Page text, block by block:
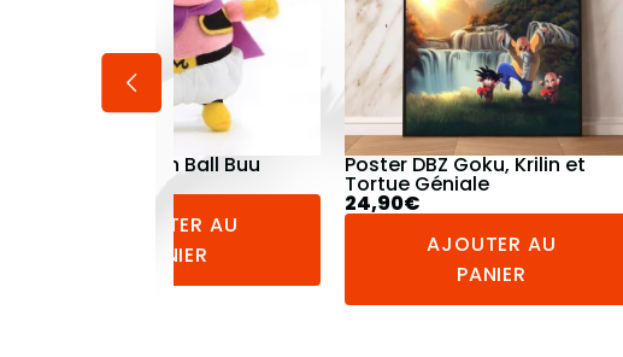
Poster DBZ Goku, Krilin et
AJOUTER AU
Legging Dragon Ball Z Goku
44,90€
PANIER